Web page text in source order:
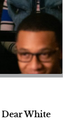
Dear White